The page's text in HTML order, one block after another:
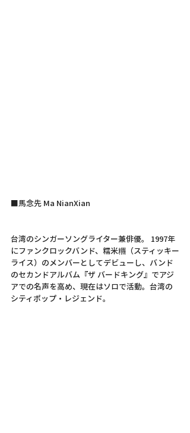
■馬念先 Ma NianXian
台湾のシンガーソングライター兼俳優。 1997年
にファンクロックバンド、糯米糰（スティッキー
ライス）のメンバーとしてデビューし、バンド
のセカンドアルバム『ザ バードキング』でアジ
アでの名声を高め、現在はソロで活動。台湾の
シティポップ・レジェンド。